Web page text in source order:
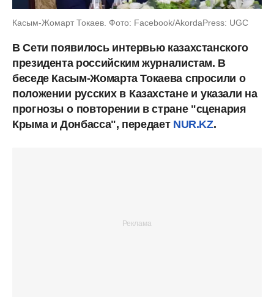
Касым-Жомарт Токаев. Фото: Facebook/AkordaPress: UGC
В Сети появилось интервью казахстанского
президента российским журналистам. В
беседе Касым-Жомарта Токаева спросили о
положении русских в Казахстане и указали на
прогнозы о повторении в стране "сценария
Крыма и Донбасса", передаетNUR.KZ.